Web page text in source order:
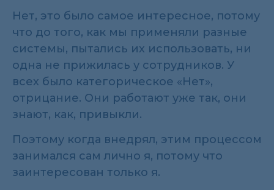
Нет, это было самое интересное, потому
что до того, как мы применяли разные
системы, пытались их использовать, ни
одна не прижилась у сотрудников. У
всех было категорическое «Нет»,
отрицание. Они работают уже так, они
знают, как, привыкли.
Поэтому когда внедрял, этим процессом
занимался сам лично я, потому что
заинтересован только я.